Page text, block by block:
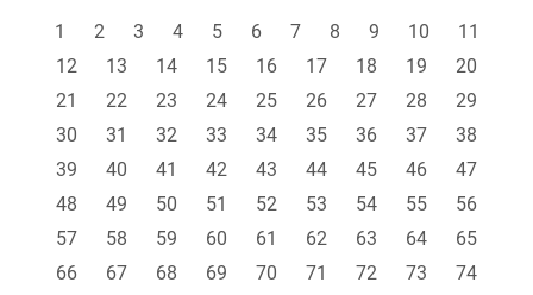
1
2 3 4 5 6 7 8 9 10
11
12
13 14 15 16 17 18 19
20
21
22 23 24 25 26 27 28
29
30
31 32 33 34 35 36 37
38
39
40 41 42 43 44 45 46
47
48
49 50 51 52 53 54 55
56
57
58 59 60 61 62 63 64
65
66
67 68 69 70 71 72 73
74